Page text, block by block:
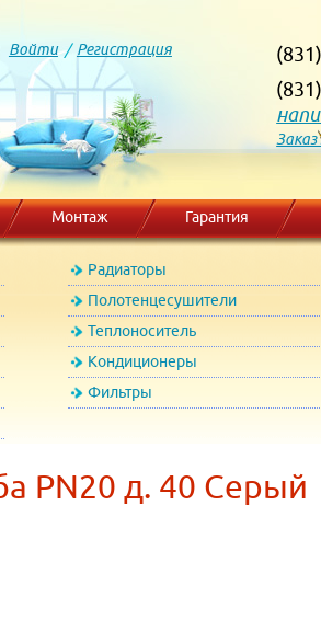
Войти/ Регистрация
Заказ
Монтаж Гарантия
Радиаторы
Полотенцесушители
Теплоноситель
Кондиционеры
Фильтры
PN20 д. 40 Серый